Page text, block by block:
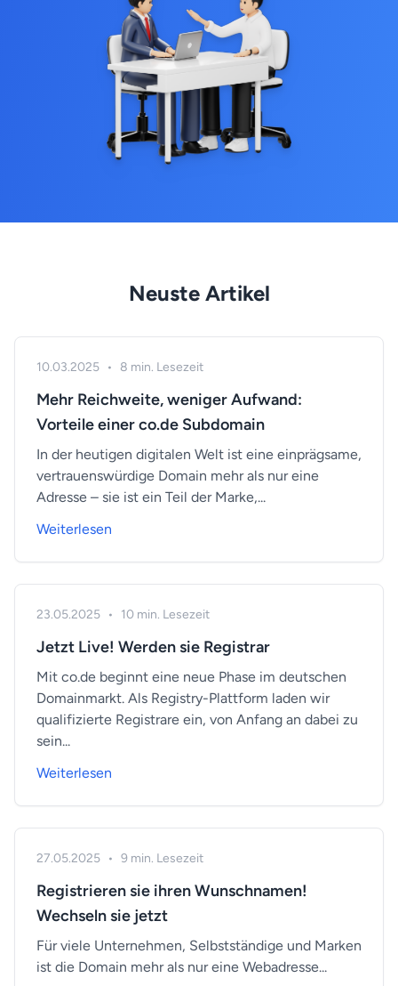
Neuste Artikel
10.03.2025 • 8 min. Lesezeit
Mehr Reichweite, weniger Aufwand:
Vorteile einer co.de Subdomain
In der heutigen digitalen Welt ist eine einprägsame,
vertrauenswürdige Domain mehr als nur eine
Adresse – sie ist ein Teil der Marke,...
Weiterlesen
23.05.2025 • 10 min. Lesezeit
Jetzt Live! Werden sie Registrar
Mit co.de beginnt eine neue Phase im deutschen
Domainmarkt. Als Registry-Plattform laden wir
qualifizierte Registrare ein, von Anfang an dabei zu
sein...
Weiterlesen
27.05.2025 • 9 min. Lesezeit
Registrieren sie ihren Wunschnamen!
Wechseln sie jetzt
Für viele Unternehmen, Selbstständige und Marken
ist die Domain mehr als nur eine Webadresse...